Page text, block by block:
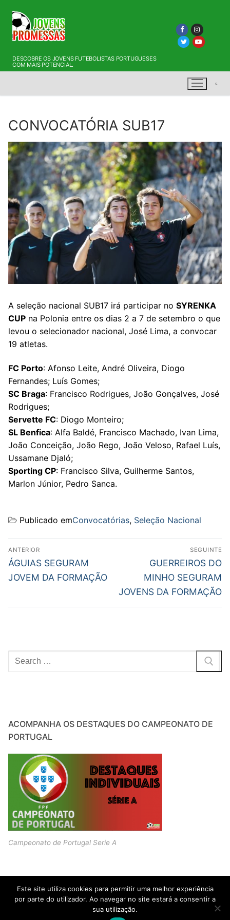
para
conteúdo
DESCOBRE OS JOVENS FUTEBOLISTAS PORTUGUESES
COM MAIS POTENCIAL.
Pesquisar por:
CONVOCATÓRIA SUB17
A seleção nacional SUB17 irá participar no SYRENKA
CUP na Polonia entre os dias 2 a 7 de setembro o que
levou o selecionador nacional, José Lima, a convocar
19 atletas.
FC Porto: Afonso Leite, André Oliveira, Diogo
Fernandes; Luís Gomes;
SC Braga: Francisco Rodrigues, João Gonçalves, José
Rodrigues;
Servette FC: Diogo Monteiro;
SL Benfica: Alfa Baldé, Francisco Machado, Ivan Lima,
João Conceição, João Rego, João Veloso, Rafael Luís,
Ussamane Djaló;
Sporting CP: Francisco Silva, Guilherme Santos,
Marlon Júnior, Pedro Sanca.
Publicado emConvocatórias, Seleção Nacional
Navegação
de
artigos
ANTERIOR
Previous
post:
ÁGUIAS SEGURAM
JOVEM DA FORMAÇÃO
SEGUINTE
Next
post:
GUERREIROS DO
MINHO SEGURAM
JOVENS DA FORMAÇÃO
Pesquisar
ACOMPANHA OS DESTAQUES DO CAMPEONATO DE
PORTUGAL
Campeonato de Portugal Serie A
Copyright © 2026 JOVENS PROMESSAS – Criado por
Este site utiliza cookies para permitir uma melhor experiência
por parte do utilizador. Ao navegar no site estará a consentir a
sua utilização.